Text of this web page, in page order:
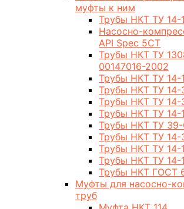
муфты к ним
Трубы НКТ ТУ 14-
Насосно-
API Spec 5CT
Трубы НКТ ТУ
00147016-2002
Трубы НКТ ТУ 14-
Трубы НКТ ТУ 14-
Трубы НКТ ТУ 14-
Трубы НКТ ТУ 14-
Трубы НКТ ТУ 39-
Трубы НКТ ТУ 14-
Трубы НКТ ТУ 14-
Трубы НКТ ТУ 14-
Трубы НКТ ГОСТ
Муфты для насосно-
труб